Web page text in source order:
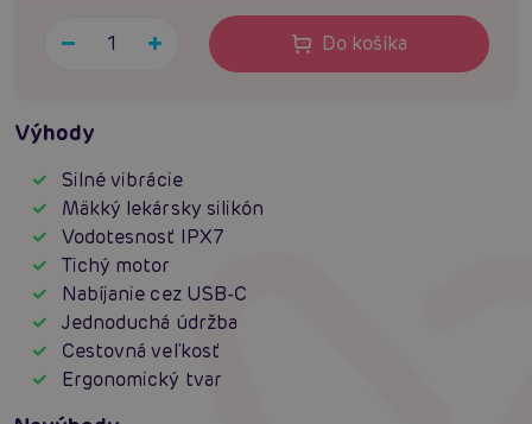
Do košíka
Výhody
Silné vibrácie
Mäkký lekársky silikón
Vodotesnosť IPX7
Tichý motor
Nabíjanie cez USB-C
Jednoduchá údržba
Cestovná veľkosť
Ergonomický tvar